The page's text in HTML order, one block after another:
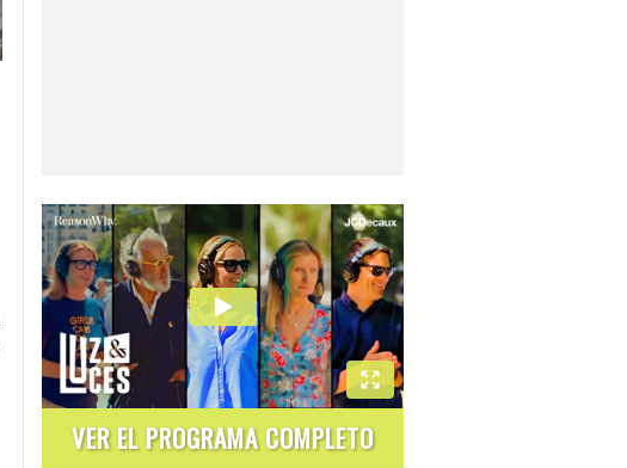
VER EL PROGRAMA COMPLETO